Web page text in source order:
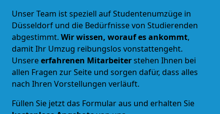
Unser Team ist speziell auf Studentenumzüge in
Düsseldorf und die Bedürfnisse von Studierenden
abgestimmt. Wir wissen, worauf es ankommt,
damit Ihr Umzug reibungslos vonstattengeht.
Unsereerfahrenen Mitarbeiterstehen Ihnen bei
allen Fragen zur Seite und sorgen dafür, dass alles
nach Ihren Vorstellungen verläuft.
Füllen Sie jetzt das Formular aus und erhalten Sie